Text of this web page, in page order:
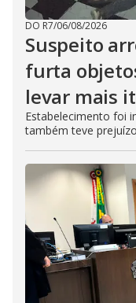
DO R7/06/08/2026
Suspeito
furta
levar mais
Estabelecimento foi
também teve